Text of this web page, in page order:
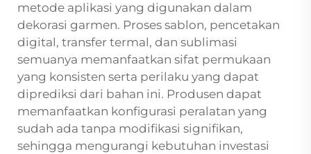
metode aplikasi yang digunakan dalam
dekorasi garmen. Proses sablon, pencetakan
digital, transfer termal, dan sublimasi
semuanya memanfaatkan sifat permukaan
yang konsisten serta perilaku yang dapat
diprediksi dari bahan ini. Produsen dapat
memanfaatkan konfigurasi peralatan yang
sudah ada tanpa modifikasi signifikan,
sehingga mengurangi kebutuhan investasi